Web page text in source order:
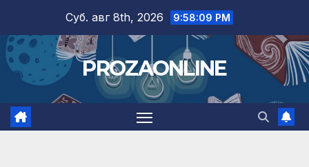
content
Суб. авг 8th, 2026 9:58:10 PM
PROZAONLINE